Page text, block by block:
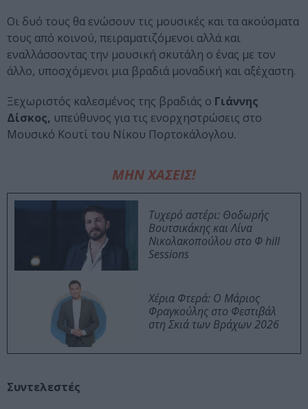
Οι δυό τους θα ενώσουν τις μουσικές και τα ακούσματα
τους από κοινού, πειραματιζόμενοι αλλά και
εναλλάσσοντας την μουσική σκυτάλη ο ένας με τον
άλλο, υποσχόμενοι μια βραδιά μοναδική και αξέχαστη.
Ξεχωριστός καλεσμένος της βραδιάς ο Γιάννης
Δίσκος, υπεύθυνος για τις ενορχηστρώσεις στο
Μουσικό Κουτί του Νίκου Πορτοκάλογλου.
ΜΗΝ ΧΑΣΕΙΣ!
Τυχερό αστέρι: Θοδωρής
Βουτσικάκης και Λίνα
Νικολακοπούλου στο Φ hill
Sessions
Χέρια Φτερά: Ο Μάριος
Φραγκούλης στο Φεστιβάλ
στη Σκιά των Βράχων 2026
Συντελεστές